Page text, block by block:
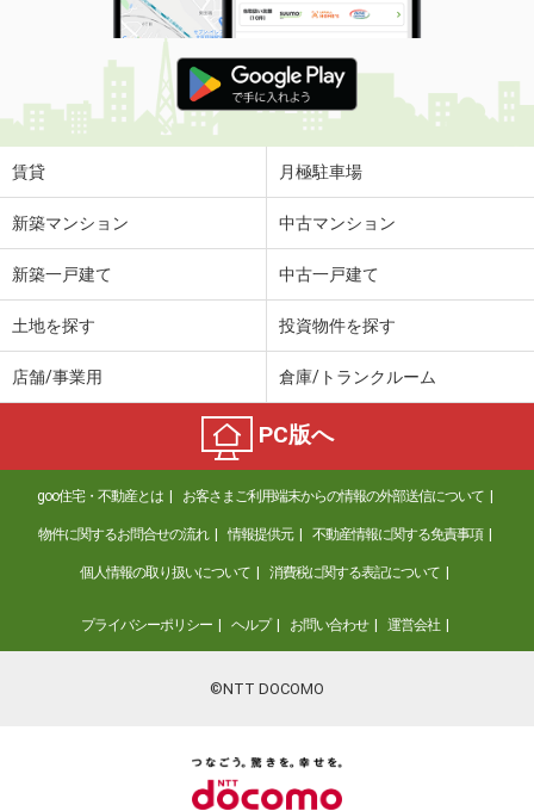
賃貸 月極駐車場
新築マンション 中古マンション
新築一戸建て 中古一戸建て
土地を探す 投資物件を探す
店舗/事業用 倉庫/トランクルーム
PC版へ
goo住宅・不動産とは お客さまご利用端末からの情報の外部送信について
物件に関するお問合せの流れ 情報提供元 不動産情報に関する免責事項
個人情報の取り扱いについて 消費税に関する表記について
プライバシーポリシー ヘルプ お問い合わせ 運営会社
©NTT DOCOMO